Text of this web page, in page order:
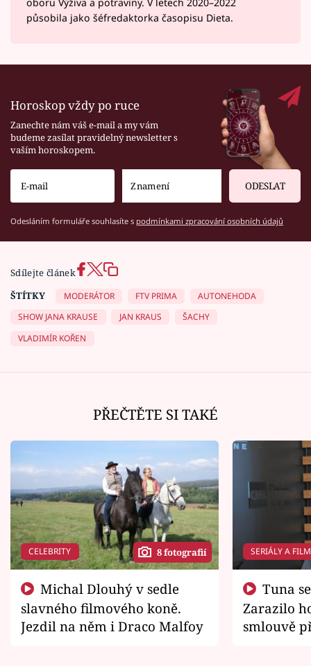
působila jako šéfredaktorka časopisu Dieta.
Horoskop vždy po ruce
Zanechte nám váš e-mail a my vám
budeme zasílat pravidelný newsletter s
vaším horoskopem.
ODESLAT
Odesláním formuláře souhlasíte s podmínkami zpracování osobních údajů
Sdílejte článek
ŠTÍTKY
MODERÁTOR FTV PRIMA
AUTONEHODA
SHOW JANA KRAUSE
JAN KRAUS
ŠACHY
VLADIMÍR KOŘEN
PŘEČTĚTE SI TAKÉ
CELEBRITY 8 fotografií
slavného filmového koně.
Jezdil na něm i Draco Malfoy
SERIÁLY A
Zarazilo
smlouvě